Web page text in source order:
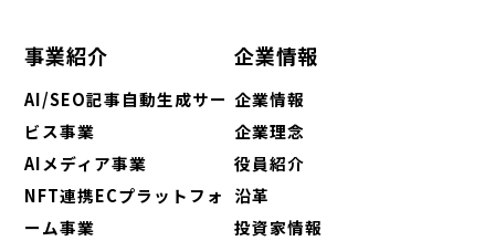
事業紹介
AI/SEO記事自動生成サー
ビス事業
AIメディア事業
NFT連携ECプラットフォ
ーム事業
企業情報
企業情報
企業理念
役員紹介
沿革
投資家情報